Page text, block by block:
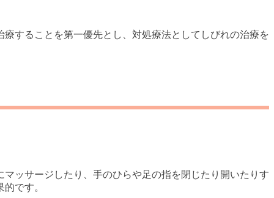
することを第一優先とし、対処療法としてしびれの治療を
ッサージしたり、手のひらや足の指を閉じたり開いたりす
です。